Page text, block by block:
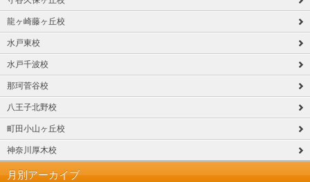
龍ヶ崎藤ヶ丘校
水戸東校
水戸千波校
那珂菅谷校
八王子北野校
町田小山ヶ丘校
神奈川厚木校
月別アーカイブ